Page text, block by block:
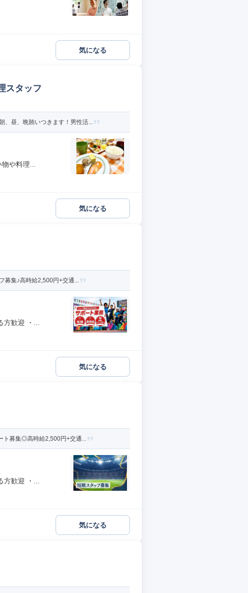
気になる
スタッフ
、昼、晩賄いつきます！男性活...
や料理...
気になる
募集♪高時給2,500円+交通...
歓迎 ・...
気になる
ト募集◎高時給2,500円+交通...
歓迎 ・...
気になる